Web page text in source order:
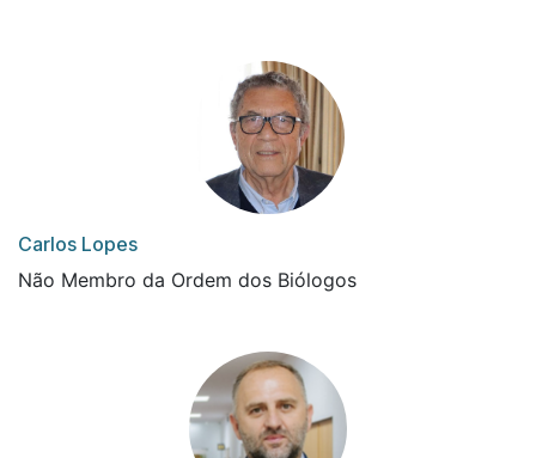
Carlos Lopes
Não Membro da Ordem dos Biólogos